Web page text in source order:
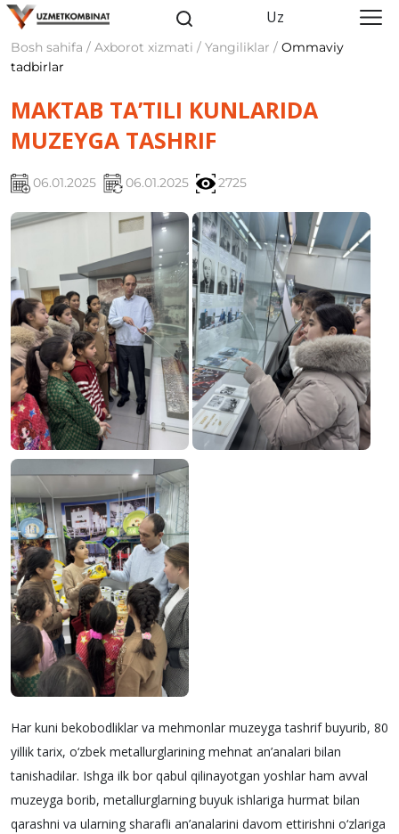
Uz
Bosh sahifa / Axborot xizmati / Yangiliklar / Ommaviy
tadbirlar
MAKTAB TA’TILI KUNLARIDA
MUZEYGA TASHRIF
06.01.2025 06.01.2025 2725
Har kuni bekobodliklar va mehmonlar muzeyga tashrif buyurib, 80
yillik tarix, o‘zbek metallurglarining mehnat an’analari bilan
tanishadilar. Ishga ilk bor qabul qilinayotgan yoshlar ham avval
muzeyga borib, metallurglarning buyuk ishlariga hurmat bilan
qarashni va ularning sharafli an’analarini davom ettirishni o‘zlariga